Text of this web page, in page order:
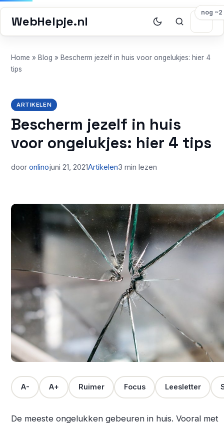
WebHelpje.nl
Home » Blog » Bescherm jezelf in huis voor ongelukjes: hier 4
tips
ARTIKELEN
Bescherm jezelf in huis
voor ongelukjes: hier 4 tips
door onlinojuni 21, 2021Artikelen3 min lezen
A- A+ Ruimer Focus Leesletter
De meeste ongelukken gebeuren in huis. Vooral met
nog ~2